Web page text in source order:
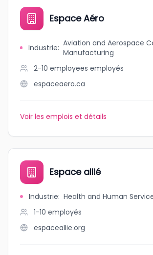
Espace Aéro
Industrie: Aviation and Aerospace
Manufacturing
2-10 employees employés
espaceaero.ca
Voir les emplois et détails
Espace allié
Industrie: Health and Human
1-10 employés
espaceallie.org